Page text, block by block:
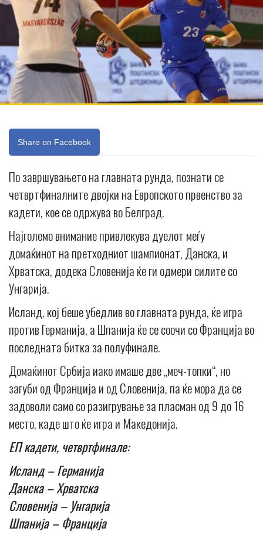
Share on Facebook
По завршувањето на главната рунда, познати се
четвртфиналните двојки на Европското првенство за
кадети, кое се одржува во Белград.
Најголемо внимание привлекува дуелот меѓу
домаќинот на претходниот шампионат, Данска, и
Хрватска, додека Словенија ќе ги одмери силите со
Унгарија.
Исланд, кој беше убедлив во главната рунда, ќе игра
против Германија, а Шпанија ќе се соочи со Франција во
последната битка за полуфинале.
Домаќинот Србија иако имаше две „меч-топки“, но
загуби од Франција и од Словенија, па ќе мора да се
задоволи само со разигрување за пласман од 9 до 16
место, каде што ќе игра и Македонија.
ЕП кадети, четвртфинале:
Исланд – Германија
Данска – Хрватска
Словенија – Унгарија
Шпанија – Франција